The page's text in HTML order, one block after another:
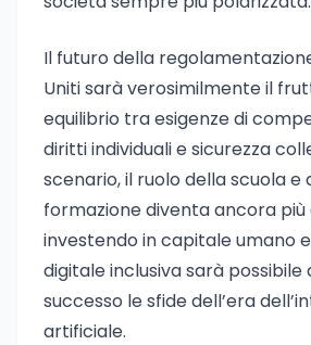
Il futuro della
Uniti sarà verosimilmente il
equilibrio tra esigenze di
diritti individuali e sicurezza
scenario, il ruolo della scuola e
formazione diventa ancora
investendo in capitale umano
digitale inclusiva sarà
successo le sfide dell’era
artificiale.